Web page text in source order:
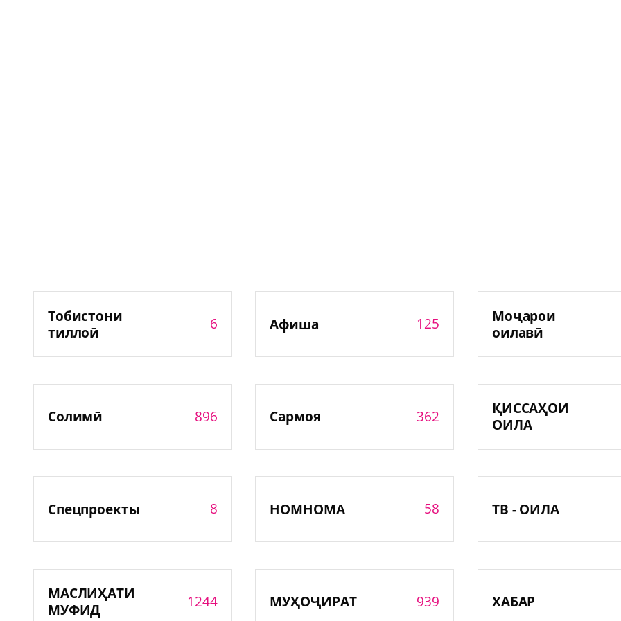
Тобистони
тиллоӣ
6 Афиша 125
Моҷарои
оилавӣ
Солимӣ 896 Сармоя 362
ҚИССАҲОИ
ОИЛА
Спецпроекты 8 НОМНОМА 58 ТВ - ОИЛА
МАСЛИҲАТИ
МУФИД
1244 МУҲОҶИРАТ 939 ХАБАР